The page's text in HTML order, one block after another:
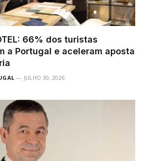
66% dos turistas
a Portugal e aceleram aposta
JULHO 30, 2026